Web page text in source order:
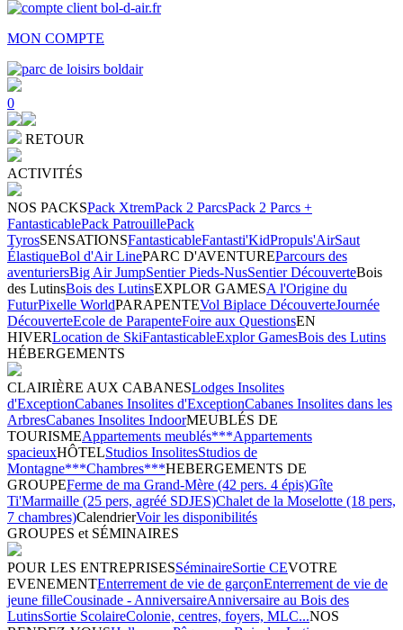
MON COMPTE
0
RETOUR
ACTIVITÉS
NOS PACKSPack XtremPack 2 ParcsPack 2 Parcs +
FantasticablePack PatrouillePack
TyrosSENSATIONSFantasticableFantasti'KidPropuls'AirSaut
ÉlastiqueBol d'Air LinePARC D'AVENTUREParcours des
aventuriersBig Air JumpSentier Pieds-NusSentier DécouverteBois
des LutinsBois des LutinsEXPLOR GAMESA l'Origine du
FuturPixelle WorldPARAPENTEVol Biplace DécouverteJournée
DécouverteEcole de ParapenteFoire aux QuestionsEN
HIVERLocation de SkiFantasticableExplor GamesBois des Lutins
HÉBERGEMENTS
CLAIRIÈRE AUX CABANESLodges Insolites
d'ExceptionCabanes Insolites d'ExceptionCabanes Insolites dans les
ArbresCabanes Insolites IndoorMEUBLÉS DE
TOURISMEAppartements meublés***Appartements
spacieuxHÔTELStudios InsolitesStudios de
Montagne***Chambres***HEBERGEMENTS DE
GROUPEFerme de ma Grand-Mère (42 pers. 4 épis)Gîte
Ti'Marmaille (25 pers, agréé SDJES)Chalet de la Moselotte (18 pers,
7 chambres)CalendrierVoir les disponibilités
GROUPES et SÉMINAIRES
POUR LES ENTREPRISESSéminaireSortie CEVOTRE
EVENEMENTEnterrement de vie de garçonEnterrement de vie de
jeune filleCousinade - AnniversaireAnniversaire au Bois des
LutinsSortie ScolaireColonie, centres, foyers, MLC...NOS